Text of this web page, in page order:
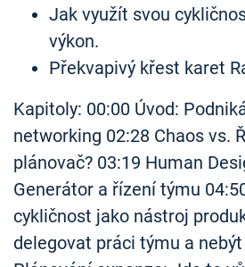
Jak využít svou
výkon.
Překvapivý křest karet
Kapitoly: 00:00 Úvod:
networking 02:28 Chaos vs.
plánovač? 03:19 Human
Generátor a řízení týmu
cykličnost jako nástroj
delegovat práci týmu a